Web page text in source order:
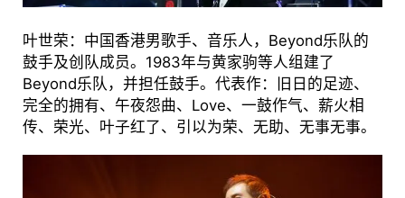
叶世荣：中国香港男歌手、音乐人，Beyond乐队的
鼓手及创队成员。1983年与黄家驹等人组建了
Beyond乐队，并担任鼓手。代表作：旧日的足迹、
完全的拥有、午夜怨曲、Love、一鼓作气、薪火相
传、荣光、叶子红了、引以为荣、无助、无事无事。